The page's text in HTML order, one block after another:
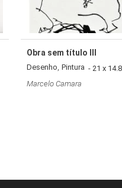
Obra sem título III
Desenho, Pintura - 21 x
Marcelo Camara